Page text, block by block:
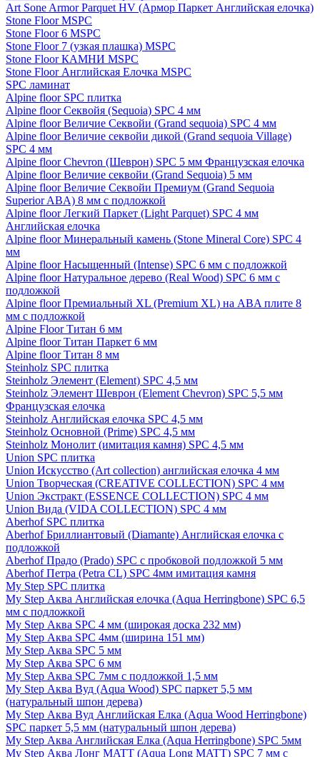
Art Sone Armor Parquet HV (Армор Паркет Английская елочка)
Stone Floor MSPC
Stone Floor 6 MSPC
Stone Floor 7 (узкая плашка) MSPC
Stone Floor КАМНИ MSPC
Stone Floor Английская Елочка MSPC
SPC ламинат
Alpine floor SPC плитка
Alpine floor Секвойя (Sequoia) SPC 4 мм
Alpine floor Величие Секвойи (Grand sequoia) SPC 4 мм
Alpine floor Величие секвойи дикой (Grand sequoia Village)
SPC 4 мм
Alpine floor Chevron (Шеврон) SPC 5 мм Французская елочка
Alpine floor Величие секвойи (Grand Sequoia) 5 мм
Alpine floor Величие Секвойи Премиум (Grand Sequoia
Superior ABA) 8 мм с подложкой
Alpine floor Легкий Паркет (Light Parquet) SPC 4 мм
Английская елочка
Alpine floor Минеральный камень (Stone Mineral Core) SPC 4
мм
Alpine floor Насыщенный (Intense) SPC 6 мм с подложкой
Alpine floor Натуральное дерево (Real Wood) SPC 6 мм с
подложкой
Alpine floor Премиальный XL (Premium XL) на ABA плите 8
мм с подложкой
Alpine Floor Титан 6 мм
Alpine floor Титан Паркет 6 мм
Alpine floor Титан 8 мм
Steinholz SPC плитка
Steinholz Элемент (Element) SPC 4,5 мм
Steinholz Элемент Шеврон (Element Chevron) SPC 5,5 мм
Французская елочка
Steinholz Английская елочка SPC 4,5 мм
Steinholz Основной (Prime) SPC 4,5 мм
Steinholz Монолит (имитация камня) SPC 4,5 мм
Union SPC плитка
Union Искусство (Art collection) английская елочка 4 мм
Union Творческая (CREATIVE COLLECTION) SPC 4 мм
Union Экстракт (ESSENCE COLLECTION) SPC 4 мм
Union Вида (VIDA COLLECTION) SPC 4 мм
Aberhof SPC плитка
Aberhof Бриллиантовый (Diamante) Английская елочка с
подложкой
Aberhof Прадо (Prado) SPC с пробковой подложкой 5 мм
Aberhof Петра (Petra CL) SPC 4мм имитация камня
My Step SPC плитка
My Step Аква Английская елочка (Aqua Herringbone) SPC 6,5
мм с подложкой
My Step Аква SPC 4 мм (широкая доска 232 мм)
My Step Аква SPC 4мм (ширина 151 мм)
My Step Аква SPC 5 мм
My Step Аква SPC 6 мм
My Step Аква SPC 7мм c подложкой 1,5 мм
My Step Аква Вуд (Aqua Wood) SPC паркет 5,5 мм
(натуральный шпон дерева)
My Step Аква Вуд Английская Елка (Aqua Wood Herringbone)
SPC паркет 5,5 мм (натуральный шпон дерева)
My Step Аква Английская Елка (Aqua Herringbone) SPC 5мм
My Step Аква Лонг MATT (Aqua Long MATT) SPC 7 мм с